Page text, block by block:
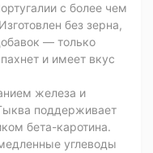
с более чем
без зерна,
— только
и имеет вкус
железа и
поддерживает
бета-каротина.
углеводы